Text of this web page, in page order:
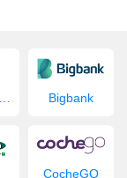
Bigbank
CocheGO